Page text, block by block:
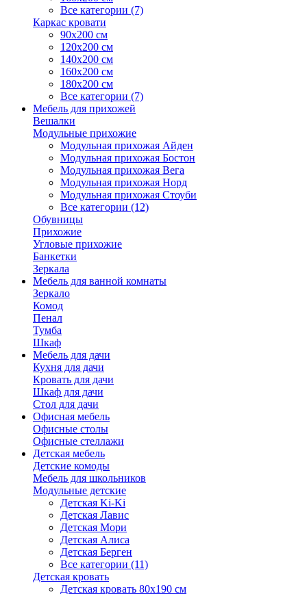
Все категории (7)
Каркас кровати
90х200 см
120х200 см
140х200 см
160х200 см
180х200 см
Все категории (7)
Мебель для прихожей
Вешалки
Модульные прихожие
Модульная прихожая Айден
Модульная прихожая Бостон
Модульная прихожая Вега
Модульная прихожая Норд
Модульная прихожая Стоуби
Все категории (12)
Обувницы
Прихожие
Угловые прихожие
Банкетки
Зеркала
Мебель для ванной комнаты
Зеркало
Комод
Пенал
Тумба
Шкаф
Мебель для дачи
Кухня для дачи
Кровать для дачи
Шкаф для дачи
Стол для дачи
Офисная мебель
Офисные столы
Офисные стеллажи
Детская мебель
Детские комоды
Мебель для школьников
Модульные детские
Детская Ki-Ki
Детская Лавис
Детская Мори
Детская Алиса
Детская Берген
Все категории (11)
Детская кровать
Детская кровать 80х190 см